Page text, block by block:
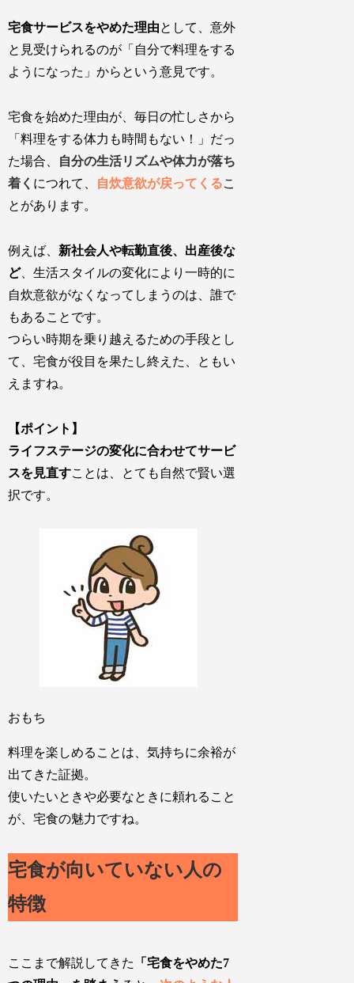
宅食サービスをやめた理由として、意外
と見受けられるのが 「自分で料理をする
ようになった」から という意見です。
宅食を始めた理由が、毎日の忙しさから
「料理をする体力も時間もない！」だっ
た場合、
自分の生活リズムや体力が落ち
着く につれて、 自炊意欲が戻ってくるこ
とがあります。
例えば、 新社会人や転勤直後、出産後な
ど、生活スタイルの変化により一時的に
自炊意欲がなくなってしまうのは、誰で
もあることです。
つらい時期を乗り越えるための手段とし
て、宅食が役目を果たし終えた
、ともい
えますね。
【ポイント】
ライフステージの変化に合わせてサービ
スを見直すことは、とても自然で賢い選
択です。
おもち
料理を楽しめることは、気持ちに余裕が
出てきた証拠。
使いたいときや必要なときに頼れること
が、宅食の魅力ですね。
宅食が向いていない人の
特徴
ここまで解説してきた
「宅食をやめた7